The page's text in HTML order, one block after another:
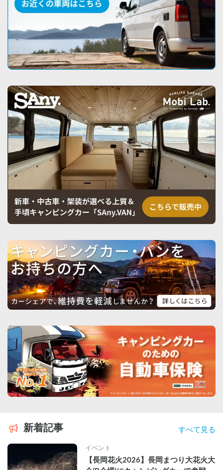
新着記事 すべて見る
イベント
【長岡花火2026】長岡まつり大花火大